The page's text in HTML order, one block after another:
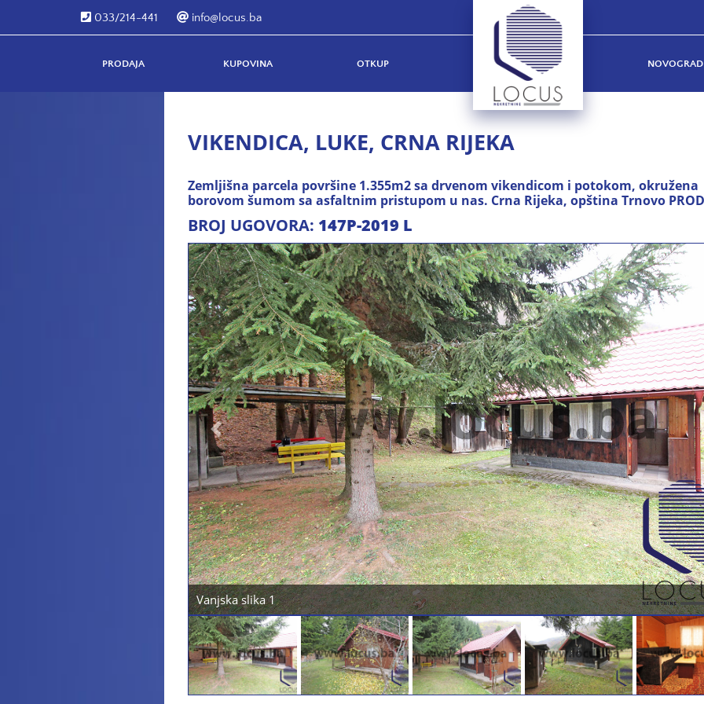
033/214-441 info@locus.ba
PRODAJA KUPOVINA OTKUP
VIKENDICA, LUKE, CRNA RIJEKA
Zemljišna parcela površine 1.355m2 sa drvenom vikendicom i potokom, okružena
borovom šumom sa asfaltnim pristupom u nas. Crna Rijeka, opština Trnovo
BROJ UGOVORA: 147P-2019 L
Vanjska slika 2
Previous